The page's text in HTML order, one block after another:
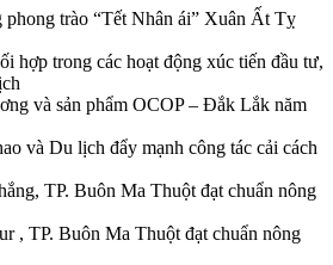
trào “Tết Nhân ái” Xuân Ất Tỵ
hợp trong các hoạt động xúc tiến đầu tư,
và sản phẩm OCOP – Đắk Lắk năm
và Du lịch đẩy mạnh công tác cải cách
TP. Buôn Ma Thuột đạt chuẩn nông
, TP. Buôn Ma Thuột đạt chuẩn nông